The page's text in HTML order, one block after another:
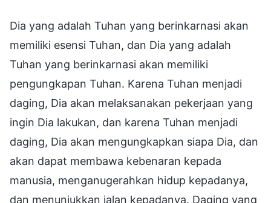
Dia yang adalah Tuhan yang berinkarnasi akan
memiliki esensi Tuhan, dan Dia yang adalah
Tuhan yang berinkarnasi akan memiliki
pengungkapan Tuhan. Karena Tuhan menjadi
daging, Dia akan melaksanakan pekerjaan yang
ingin Dia lakukan, dan karena Tuhan menjadi
daging, Dia akan mengungkapkan siapa Dia, dan
akan dapat membawa kebenaran kepada
manusia, menganugerahkan hidup kepadanya,
dan menunjukkan jalan kepadanya. Daging yang